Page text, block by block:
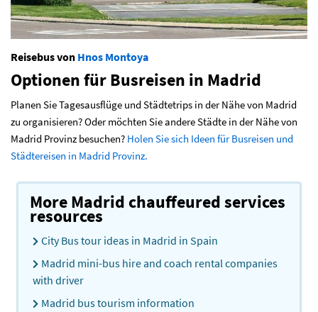
Reisebus von Hnos Montoya
Optionen für Busreisen in Madrid
Planen Sie Tagesausflüge und Städtetrips in der Nähe von Madrid
zu organisieren? Oder möchten Sie andere Städte in der Nähe von
Madrid Provinz besuchen? Holen Sie sich Ideen für Busreisen und
Städtereisen in Madrid Provinz.
More Madrid chauffeured services
resources
City Bus tour ideas in Madrid in Spain
Madrid mini-bus hire and coach rental companies
with driver
Madrid bus tourism information